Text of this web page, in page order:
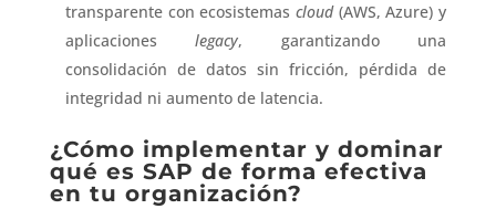
transparente con ecosistemas cloud(AWS, Azure) y
aplicacioneslegacy, garantizando una
consolidación de datos sin fricción, pérdida de
integridad ni aumento de latencia.
¿Cómo implementar y dominar
qué es SAP de forma efectiva
en tu organización?